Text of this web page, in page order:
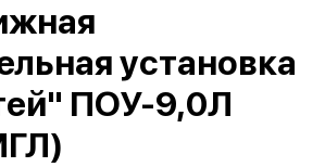
установка
ПОУ-9,0Л